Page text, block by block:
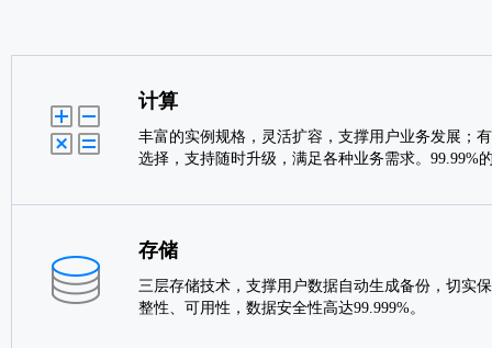
计算
丰富的实例规格，灵活扩容，支撑用户业务发展；
选择，支持随时升级，满足各种业务需求。99.99%
存储
三层存储技术，支撑用户数据自动生成备份，切实
整性、可用性，数据安全性高达99.999%。